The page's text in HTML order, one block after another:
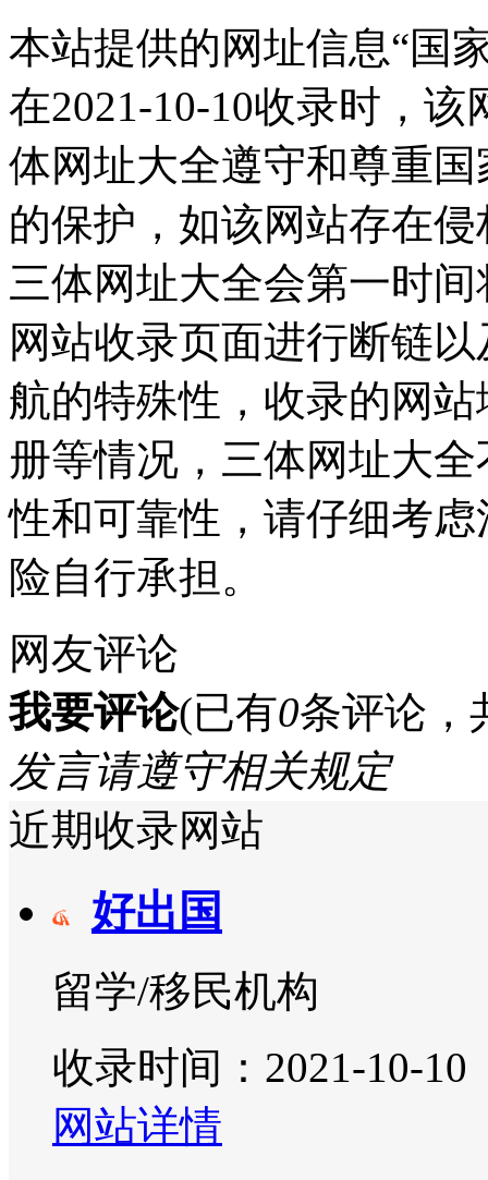
本站提供的网址信息“国
在2021-10-10收录时，
体网址大全遵守和尊重
的保护，如该网站存在
三体网址大全会第一时
网站收录页面进行断链
航的特殊性，收录的网
册等情况，三体网址大
性和可靠性，请仔细考
险自行承担。
网友评论
我要评论(已有0条评论，
发言请遵守相关规定
近期收录网站
好出国
留学/移民机构
收录时间：2021-10-10
网站详情